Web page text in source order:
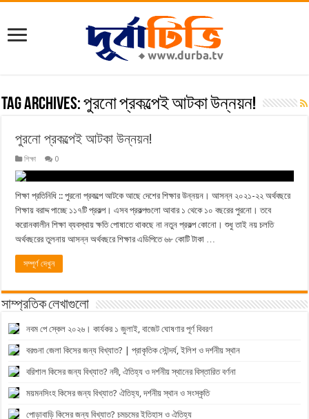
Tag Archives:পুরনো প্রকল্পেই আটকা উন্নয়ন!
পুরনো প্রকল্পেই আটকা উন্নয়ন!
শিক্ষা 0
শিক্ষা প্রতিনিধি :: পুরনো প্রকল্পে আটকে আছে দেশের শিক্ষার উন্নয়ন। আসন্ন ২০২১-২২ অর্থবছরে
শিক্ষায় বরাদ্দ পাচ্ছে ১১৭টি প্রকল্প। এসব প্রকল্পগুলো আবার ১ থেকে ১০ বছরের পুরনো। তবে
করোনকালীন শিক্ষা ব্যবস্থায় ক্ষতি পোষাতে থাকছে না নতুন প্রকল্প কোনো। শুধু তাই নয় চলতি
অর্থবছরের তুলনায় আসন্ন অর্থবছরে শিক্ষার এডিপিতে ৬৮ কোটি টাকা …
সম্পূর্ণ দেখুন
সাম্প্রতিক লেখাগুলো
নবম পে স্কেল ২০২৬। কার্যকর ১ জুলাই, বাজেট ঘোষণার পূর্ণ বিবরণ
বরগুনা জেলা কিসের জন্য বিখ্যাত? | প্রাকৃতিক সৌন্দর্য, ইলিশ ও দর্শনীয় স্থান
বরিশাল কিসের জন্য বিখ্যাত? নদী, ঐতিহ্য ও দর্শনীয় স্থানের বিস্তারিত বর্ণনা
ময়মনসিংহ কিসের জন্য বিখ্যাত? ঐতিহ্য, দর্শনীয় স্থান ও সংস্কৃতি
পোড়াবাড়ি কিসের জন্য বিখ্যাত? চমচমের ইতিহাস ও ঐতিহ্য